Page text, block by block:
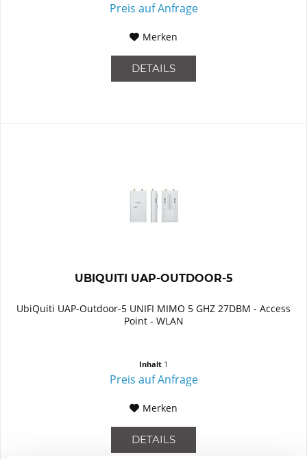
Preis auf Anfrage
Merken
DETAILS
UBIQUITI UAP-OUTDOOR-5
UbiQuiti UAP-Outdoor-5 UNIFI MIMO 5 GHZ 27DBM - Access
Point - WLAN
Inhalt 1
Preis auf Anfrage
Merken
DETAILS